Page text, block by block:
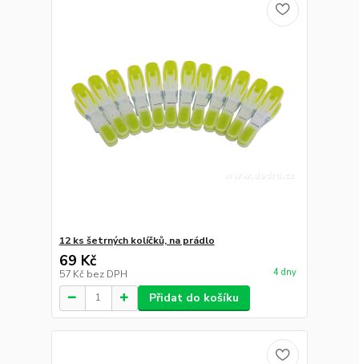
12 ks šetrných kolíčků, na prádlo
69 Kč
57 Kč bez DPH 4 dny
Přidat do košíku